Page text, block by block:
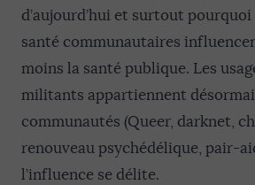
d’aujourd’hui et surtout
santé communautaires
moins la santé publique. Les
militants appartiennent
communautés (Queer, darknet,
renouveau psychédélique, pair-
l’influence se délite.